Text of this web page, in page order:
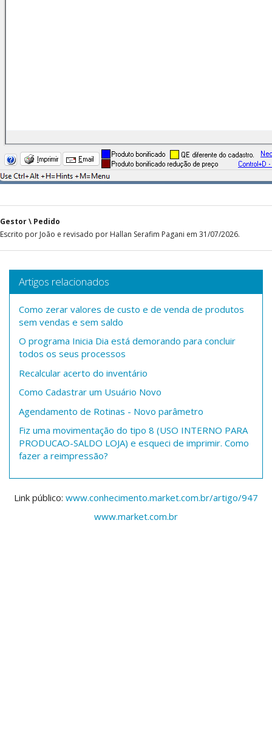
Gestor \ Pedido
Escrito por João e revisado por Hallan Serafim Pagani em 31/07/2026.
Artigos relacionados
Como zerar valores de custo e de venda de produtos
sem vendas e sem saldo
O programa Inicia Dia está demorando para concluir
todos os seus processos
Recalcular acerto do inventário
Como Cadastrar um Usuário Novo
Agendamento de Rotinas - Novo parâmetro
Fiz uma movimentação do tipo 8 (USO INTERNO PARA
PRODUCAO-SALDO LOJA) e esqueci de imprimir. Como
fazer a reimpressão?
Link público: www.conhecimento.market.com.br/artigo/947
www.market.com.br